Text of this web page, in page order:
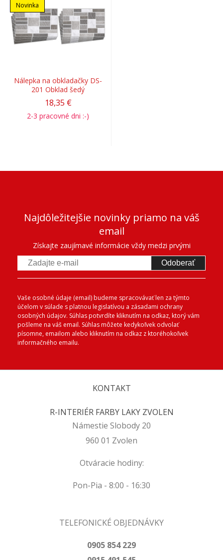
Novinka
Nálepka na obkladačky DS-
201 Obklad šedý
18,35 €
2-3 pracovné dni :-)
Najdôležitejšie novinky priamo na váš
email
Získajte zaujímavé informácie vždy medzi prvými
Odoberať
Vaše osobné údaje (email) budeme spracovávať len za týmto
účelom v súlade s platnou legislatívou a zásadami ochrany
osobných údajov. Súhlas potvrdíte kliknutím na odkaz, ktorý vám
pošleme na váš email. Súhlas môžete kedykoľvek odvolať
písomne, emailom alebo kliknutím na odkaz z ktoréhokoľvek
informačného emailu.
KONTAKT
R-INTERIÉR FARBY LAKY ZVOLEN
Námestie Slobody 20
960 01 Zvolen
Otváracie hodiny:
Pon-Pia - 8:00 - 16:30
TELEFONICKÉ OBJEDNÁVKY
0905 854 229